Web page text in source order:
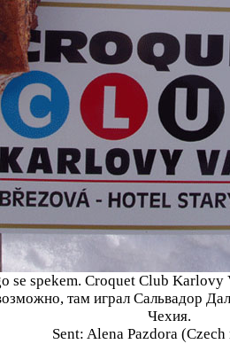
se spekem. Croquet Club Karlovy
там играл Сальвадор
Чехия.
Sent: Alena Pazdora